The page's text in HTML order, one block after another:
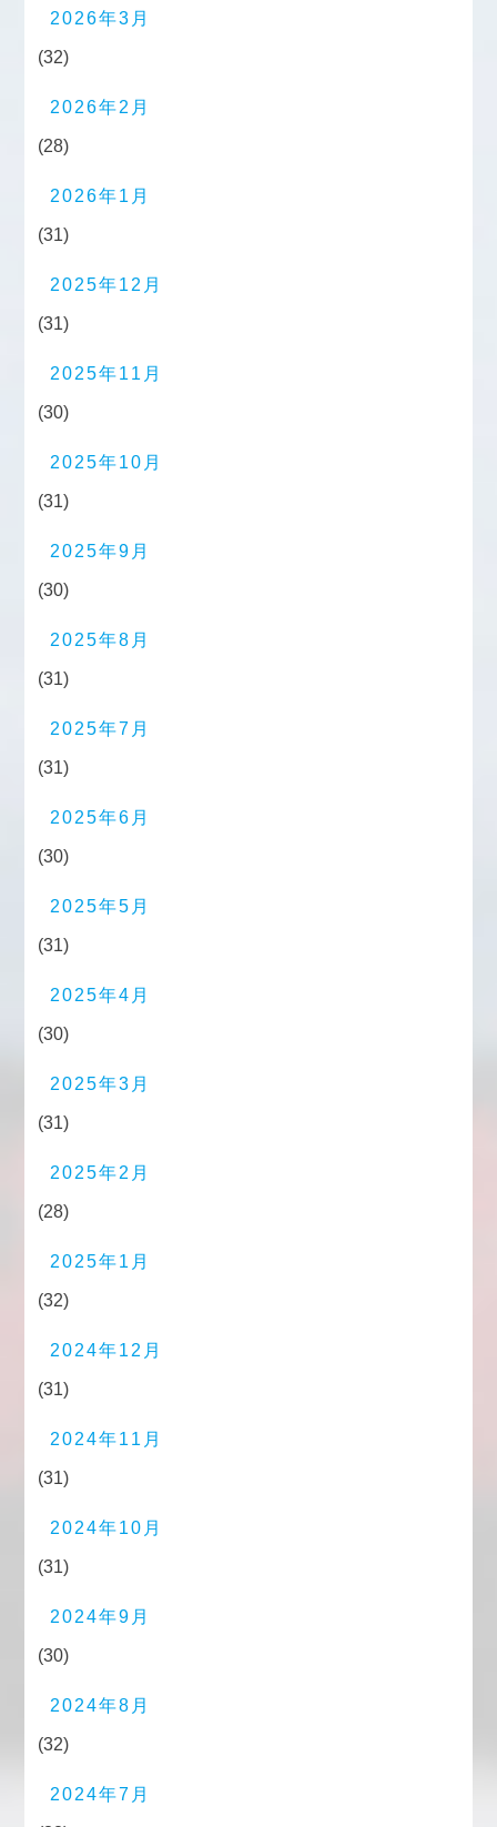
2026年3月
(32)
2026年2月
(28)
2026年1月
(31)
2025年12月
(31)
2025年11月
(30)
2025年10月
(31)
2025年9月
(30)
2025年8月
(31)
2025年7月
(31)
2025年6月
(30)
2025年5月
(31)
2025年4月
(30)
2025年3月
(31)
2025年2月
(28)
2025年1月
(32)
2024年12月
(31)
2024年11月
(31)
2024年10月
(31)
2024年9月
(30)
2024年8月
(32)
2024年7月